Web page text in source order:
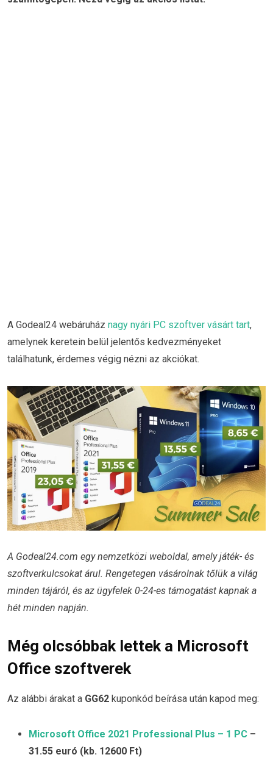
A Godeal24 webáruház nagy nyári PC szoftver vásárt tart,
amelynek keretein belül jelentős kedvezményeket
találhatunk, érdemes végig nézni az akciókat.
A Godeal24.com egy nemzetközi weboldal, amely játék- és
szoftverkulcsokat árul. Rengetegen vásárolnak tőlük a világ
minden tájáról, és az ügyfelek 0-24-es támogatást kapnak a
hét minden napján.
Még olcsóbbak lettek a Microsoft
Office szoftverek
Az alábbi árakat a GG62 kuponkód beírása után kapod meg:
Microsoft Office 2021 Professional Plus – 1 PC –
31.55 euró (kb. 12600 Ft)